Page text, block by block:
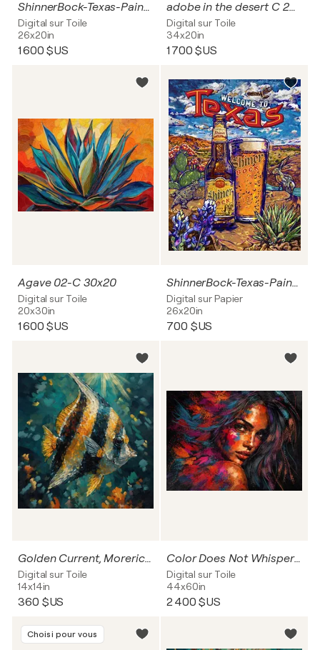
ShinnerBock-Texas-Painter C 20x26
Digital sur Toile
26x20in
1 600 $US
adobe in the desert C 20x34
Digital sur Toile
34x20in
1 700 $US
Agave 02-C 30x20
Digital sur Toile
20x30in
1 600 $US
ShinnerBock-Texas-Painter P 20x26
Digital sur Papier
26x20in
700 $US
Golden Current, Morerich Idol fish
Digital sur Toile
14x14in
360 $US
Color Does Not Whisper C 60x44
Digital sur Toile
44x60in
2 400 $US
Choisi pour vous